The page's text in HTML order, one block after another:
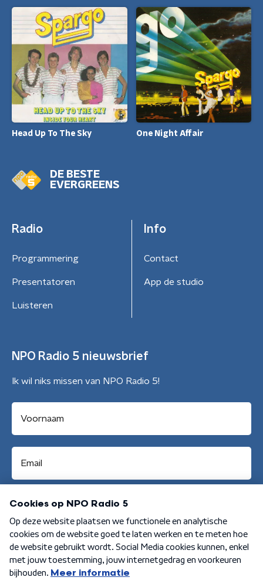
Head Up To The Sky One Night Affair
DE BESTE
EVERGREENS
Radio
Programmering
Presentatoren
Luisteren
Info
Contact
App de studio
NPO Radio 5 nieuwsbrief
Ik wil niks missen van NPO Radio 5!
Aanmelden
Algemene voorwaarden